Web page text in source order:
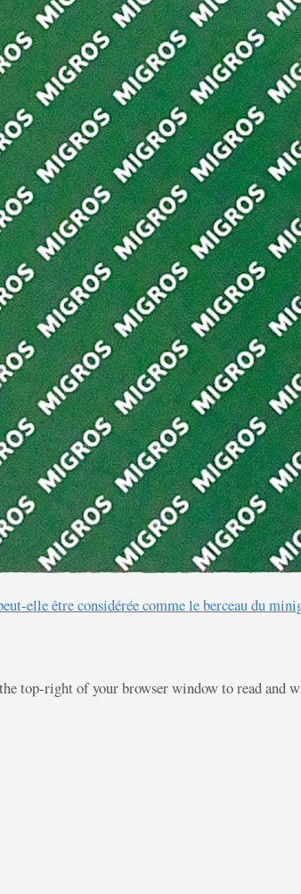
elle être considérée comme le berceau du
top-right of your browser window to read and